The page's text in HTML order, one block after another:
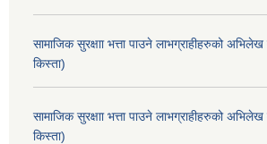
सामाजिक सुरक्षाा भत्ता पाउने लाभग्राहीहरुको
किस्ता)
सामाजिक सुरक्षाा भत्ता पाउने लाभग्राहीहरुको
किस्ता)